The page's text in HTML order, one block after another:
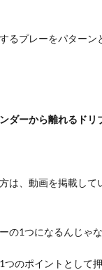
るプレーをパターン
ダーから離れるドリ
は、動画を掲載して
の1つになるんじゃな
つのポイントとして